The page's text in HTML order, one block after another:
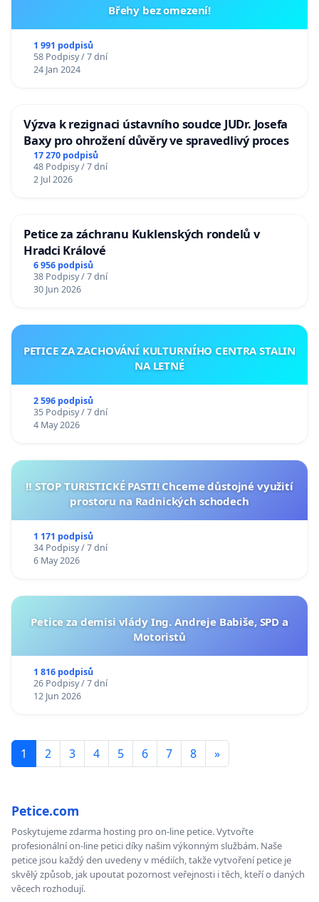
Břehy bez omezení!
1 991 podpisů
58 Podpisy / 7 dní
24 Jan 2024
Výzva k rezignaci ústavního soudce JUDr. Josefa
Baxy pro ohrožení důvěry ve spravedlivý proces
17 270 podpisů
48 Podpisy / 7 dní
2 Jul 2026
Petice za záchranu Kuklenských rondelů v
Hradci Králové
6 956 podpisů
38 Podpisy / 7 dní
30 Jun 2026
PETICE ZA ZACHOVÁNÍ KULTURNÍHO CENTRA STALIN
NA LETNÉ
2 596 podpisů
35 Podpisy / 7 dní
4 May 2026
‼️ STOP TURISTICKÉ PASTI! Chceme důstojné využití
prostoru na Radnických schodech
1 171 podpisů
34 Podpisy / 7 dní
6 May 2026
Petice za demisi vlády Ing. Andreje Babiše, SPD a
Motoristů
1 816 podpisů
26 Podpisy / 7 dní
12 Jun 2026
1 2 3 4 5 6 7 8 »
Petice.com
Poskytujeme zdarma hosting pro on-line petice. Vytvořte
profesionální on-line petici díky našim výkonným službám. Naše
petice jsou každý den uvedeny v médiích, takže vytvoření petice je
skvělý způsob, jak upoutat pozornost veřejnosti i těch, kteří o daných
věcech rozhodují.